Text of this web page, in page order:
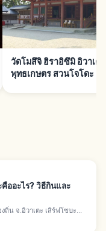
วัดโมสึจิ ฮิราอิซึมิ อิวาเต
พุทธเกษตร สวนโจโดะ
คืออะไร? วิธีกินและ
ถิ่น จ.อิวาเตะ เสิร์ฟโซบะคำ
จนปิดฝา "วังโกะ" คือชามใน